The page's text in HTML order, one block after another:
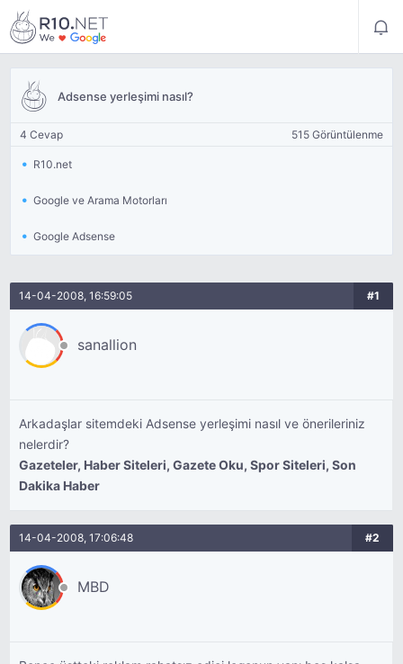
Adsense yerleşimi nasıl?
4 Cevap 515 Görüntülenme
R10.net
Google ve Arama Motorları
Google Adsense
14-04-2008, 16:59:05 #1
sanallion
Arkadaşlar sitemdeki Adsense yerleşimi nasıl ve önerileriniz
nelerdir?
Gazeteler, Haber Siteleri, Gazete Oku, Spor Siteleri, Son
Dakika Haber
14-04-2008, 17:06:48 #2
MBD